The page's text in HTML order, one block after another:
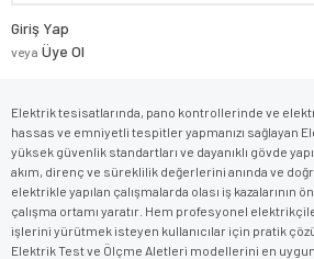
Giriş Yap
veya Üye Ol
Elektrik tesisatlarında, pano kontrollerinde ve
hassas ve emniyetli tespitler yapmanızı sağlayan
yüksek güvenlik standartları ve dayanıklı gövde
akım, direnç ve süreklilik değerlerini anında ve
elektrikle yapılan çalışmalarda olası iş kazalarının
çalışma ortamı yaratır. Hem profesyonel
işlerini yürütmek isteyen kullanıcılar için pratik
Elektrik Test ve Ölçme Aletleri modellerini en